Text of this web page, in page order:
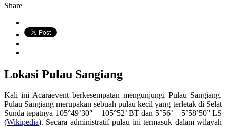
Share
Lokasi Pulau Sangiang
Kali ini Acaraevent berkesempatan mengunjungi Pulau Sangiang.
Pulau Sangiang merupakan sebuah pulau kecil yang terletak di Selat
Sunda tepatnya 105°49’30″ – 105°52’ BT dan 5°56’ – 5°58’50” LS
(Wikipedia). Secara administratif pulau ini termasuk dalam wilayah